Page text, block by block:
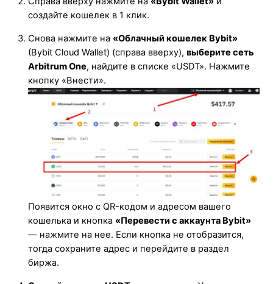
создайте кошелек в 1 клик.
Снова нажмите на «Облачный кошелек Bybit»
(Bybit Cloud Wallet) (справа вверху), выберите сеть
Arbitrum One, найдите в списке «USDT». Нажмите
кнопку «Внести».
Появится окно с QR-кодом и адресом вашего
кошелька и кнопка «Перевести с аккаунта Bybit»
— нажмите на нее. Если кнопка не отобразится,
тогда сохраните адрес и перейдите в раздел
биржа.